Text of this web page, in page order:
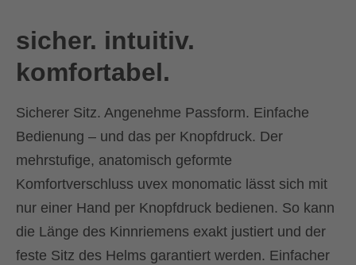
sicher. intuitiv.
komfortabel.
Sicherer Sitz. Angenehme Passform. Einfache
Bedienung – und das per Knopfdruck. Der
mehrstufige, anatomisch geformte
Komfortverschluss uvex monomatic lässt sich mit
nur einer Hand per Knopfdruck bedienen. So kann
die Länge des Kinnriemens exakt justiert und der
feste Sitz des Helms garantiert werden. Einfacher